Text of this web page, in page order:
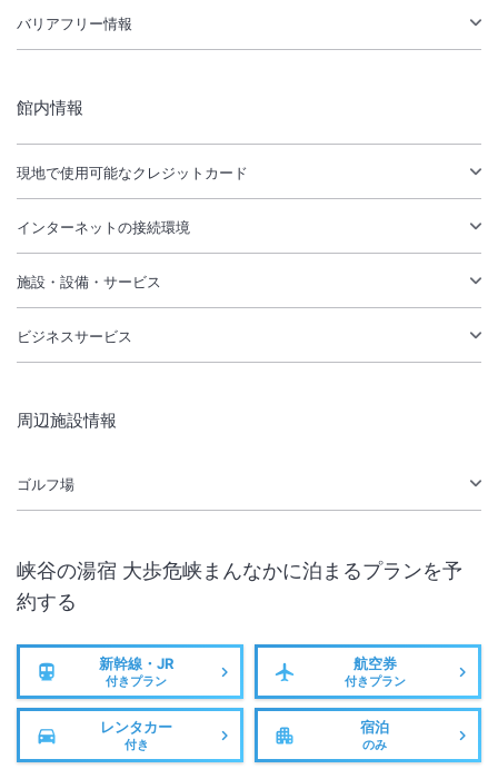
バリアフリー情報
館内情報
現地で使用可能なクレジットカード
インターネットの接続環境
施設・設備・サービス
ビジネスサービス
周辺施設情報
ゴルフ場
峡谷の湯宿 大歩危峡まんなかに泊まるプランを予
約する
新幹線・JR
付きプラン
航空券
付きプラン
レンタカー
付き
宿泊
のみ